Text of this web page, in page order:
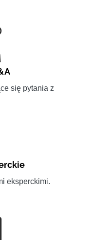
się pytania z
eksperckimi.